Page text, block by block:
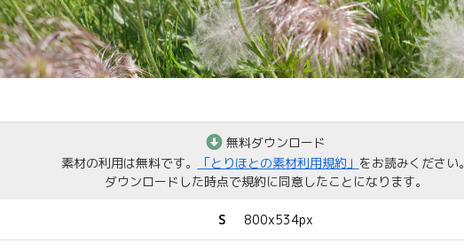
無料ダウンロード
素材の利用は無料です。
「とりほとの素材利用規約」 をお読みください。
ダウンロードした時点で規約に同意したことになります。
S 800x534px